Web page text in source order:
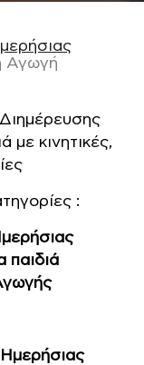
Αγωγή
με κινητικές,
: